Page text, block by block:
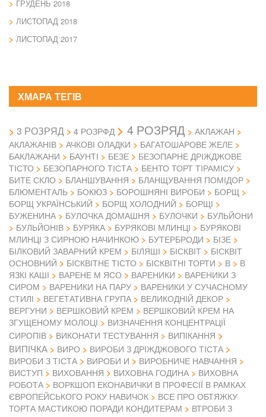
ГРУДЕНЬ 2018
ЛИСТОПАД 2018
ЛИСТОПАД 2017
ХМАРА ТЕГІВ
3 РОЗРЯД 4 РОЗРФД 4 РОЗРЯД
АКЛАЖАН
АКЛАЖАНІВ
АЧКОВІ ОЛАДКИ
БАГАТОШАРОВЕ ЖЕЛЕ
БАКЛАЖАНИ
БАУНТІ БЕЗЕ
БЕЗОПАРНЕ ДРІЖДЖОВЕ
ТІСТО
БЕЗОПАРНОГО ТІСТА
БЕНТО ТОРТ ТІРАМІСУ
БИТЕ СКЛО
БЛАНШУВАННЯ
БЛАНЩУВАННЯ ПОМІДОР
БЛЮМЕНТАЛЬ
БОКЮЗ БОРОШНЯНІ ВИРОБИ
БОРЩ
БОРЩ УКРАЇНСЬКИЙ
БОРЩ ХОЛОДНИЙ
БОРЩІ
БУЖЕНИНА
БУЛОЧКА ДОМАШНЯ БУЛОЧКИ
БУЛЬЙОНИ
БУЛЬЙОНІВ
БУРЯКА БУРЯКОВІ МЛИНЦІ
БУРЯКОВІ
МЛИНЦІ З СИРНОЮ НАЧИНКОЮ
БУТЕРБРОДИ
БІЗЕ
БІЛКОВИЙ ЗАВАРНИЙ КРЕМ
БІЛЯШІ БІСКВІТ
БІСКВІТ
ОСНОВНИЙ
БІСКВІТНЕ ТІСТО БІСКВІТНІ ТОРТИ В
В
ЯЗКІ КАШІ
ВАРЕНЕ М ЯСО ВАРЕНИКИ
ВАРЕНИКИ З
СИРОМ
ВАРЕНИКИ НА ПАРУ
ВАРЕНИКИ У СУЧАСНОМУ
СТИЛІ
ВЕГЕТАТИВНА ГРУПА
ВЕЛИКОДНІЙ ДЕКОР
ВЕРГУНИ
ВЕРШКОВИЙ КРЕМ
ВЕРШКОВИЙ КРЕМ НА
ЗГУЩЕНОМУ МОЛОЦІ
ВИЗНАЧЕННЯ КОНЦЕНТРАЦІЇ
СИРОПІВ
ВИКОНАТИ ТЕСТУВАННЯ ВИПІКАННЯ
ВИПІЧКА ВИРО
ВИРОБИ З ДРІЖДЖОВОГО ТІСТА
ВИРОБИ З ТІСТА
ВИРОБИ И
ВИРОБНИЧЕ НАВЧАННЯ
ВИСТУП
ВИХОВАННЯ ВИХОВНА ГОДИНА
ВИХОВНА
РОБОТА
ВОРКШОП ЕКОНАВИЧКИ В ПРОФЕСІЇ В РАМКАХ
ЄВРОПЕЙСЬКОГО РОКУ НАВИЧОК
ВСЕ ПРО ОБТЯЖКУ
ТОРТА МАСТИКОЮ ПОРАДИ КОНДИТЕРАМ
ВТРОБИ З